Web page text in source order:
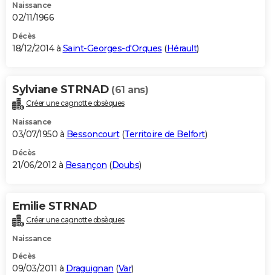
Naissance
02/11/1966
Décès
18/12/2014 à Saint-Georges-d'Orques (Hérault)
Sylviane STRNAD (61 ans)
Créer une cagnotte obsèques
Naissance
03/07/1950 à Bessoncourt(Territoire de Belfort)
Décès
21/06/2012 à Besançon (Doubs)
Emilie STRNAD
Créer une cagnotte obsèques
Naissance
Décès
09/03/2011 à Draguignan (Var)